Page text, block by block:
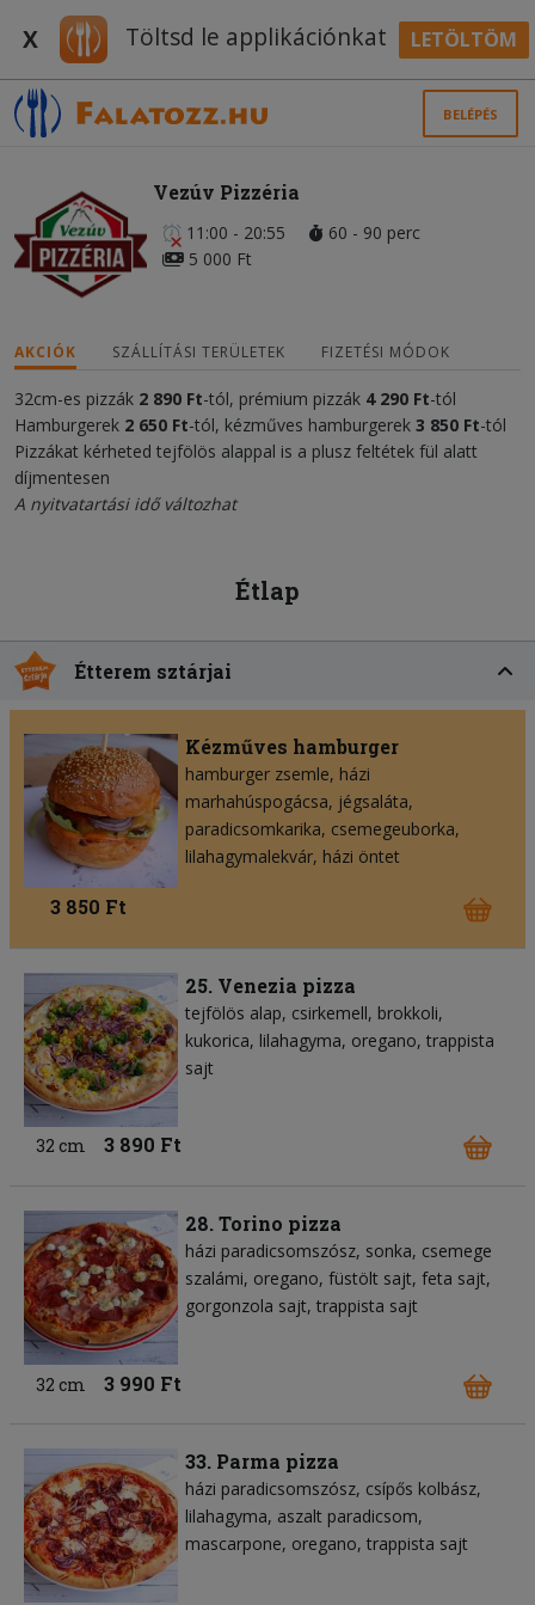
X Töltsd le applikációnkat LETÖLTÖM
BELÉPÉS
Vezúv Pizzéria
11:00 - 20:55
60 - 90 perc
5 000 Ft
AKCIÓK SZÁLLÍTÁSI TERÜLETEK FIZETÉSI MÓDOK
32cm-es pizzák 2 890 Ft-tól, prémium pizzák 4 290 Ft-tól
Hamburgerek 2 650 Ft-tól, kézműves hamburgerek 3 850 Ft-tól
Pizzákat kérheted tejfölös alappal is a plusz feltétek fül alatt
díjmentesen
A nyitvatartási idő változhat
Étlap
Étterem sztárjai
Kézműves hamburger
hamburger zsemle házi
marhahúspogácsa jégsaláta
paradicsomkarika csemegeuborka
lilahagymalekvár házi öntet
3 850 Ft
25. Venezia pizza
tejfölös alap csirkemell brokkoli
kukorica lilahagyma oregano trappista
sajt
32 cm 3 890 Ft
28. Torino pizza
házi paradicsomszósz sonka csemege
szalámi oregano füstölt sajt feta sajt
gorgonzola sajt trappista sajt
32 cm 3 990 Ft
33. Parma pizza
házi paradicsomszósz csípős kolbász
lilahagyma aszalt paradicsom
mascarpone oregano trappista sajt